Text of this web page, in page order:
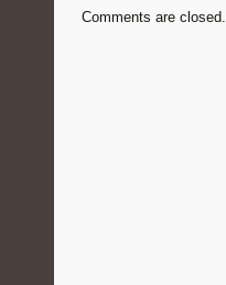
Comments are closed.